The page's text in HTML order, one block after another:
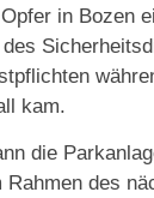
in Bozen
kam.
die
des